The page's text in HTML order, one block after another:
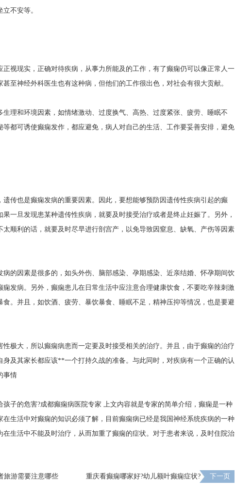
不安等。
视现实，正确对待疾病，从事力所能及的工作，有了癫痫仍可以像正常人一
至神经外科医生也有这种病，但他们的工作很出色，对社会有很大贡献。
理和环境因素，如情绪激动、过度换气、高热、过度紧张、疲劳、睡眠不
等都可诱使癫痫发作，都应避免，病人对自己的生活、工作要妥善安排，避免
传也是癫痫发病的重要因素。因此，要想能够预防因遗传性疾病引起的癫
一旦发现患某种遗传性疾病，就要及时接受治疗或者是终止妊娠了。另外，
顺利的话，就要及时尽早进行剖宫产，以免导致因窒息、缺氧、产伤等因素
的因素是很多的，如头外伤、脑部感染、孕期感染、近亲结婚、怀孕期间饮
发病。另外，癫痫患儿在日常生活中应注意合理健康饮食，不要吃辛辣刺激
。并且，如饮酒、疲劳、暴饮暴食、睡眠不足，精神压抑等情况，也是要避
极大，所以癫痫病患而一定要及时接受相关的治疗。并且，由于癫痫的治疗
及其家长都应该**一个打持久战的准备。与此同时，对疾病有一个正确的认
事情
孩子的危害?成都癫痫病医院专家 上文内容就是专家的简单介绍，癫痫是一种
生活中对癫痫的知识必须了解，目前癫痫病已经是我国神经系统疾病的一种
生活中不能及时治疗，从而加重了癫痫的症状。对于患者来说，及时住院治
旅游需要注意哪些
重庆看癫痫哪家好?幼儿额叶癫痫症状? 下一页